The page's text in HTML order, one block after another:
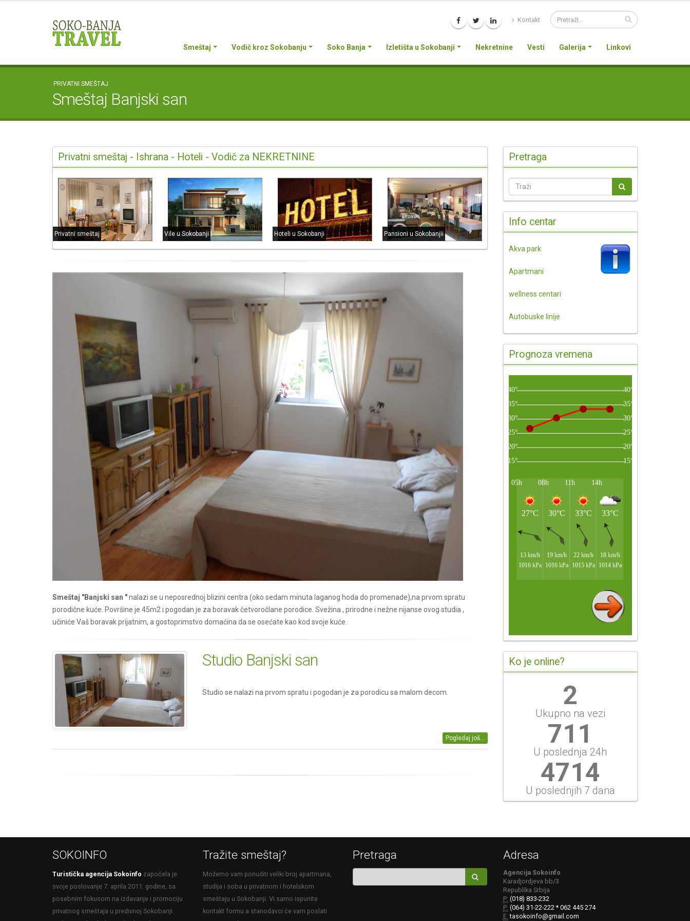
Kontakt
Smeštaj Vodič kroz Sokobanju Soko Banja Izletišta u Sokobanji Nekretnine Vesti Galerija Linkovi
PRIVATNI SMEŠTAJ
Smeštaj Banjski san
Privatni smeštaj - Ishrana - Hoteli - Vodič za NEKRETNINE
Privatni smeštaj Vile u Sokobanji Hoteli u Sokobanji Pansioni u Sokobanjii
Smeštaj "Banjski san "nalazi se u neposrednoj blizini centra (oko sedam minuta laganog hoda do promenade),na prvom spratu
porodične kuće. Površine je 45m2 i pogodan je za boravak četvoročlane porodice. Svežina , prirodne i nežne nijanse ovog studia ,
učiniće Vaš boravak prijatnim, a gostoprimstvo domaćina da se osećate kao kod svoje kuće.
Studio Banjski san
Studio se nalazi na prvom spratu i pogodan je za porodicu sa malom decom.
Pogledaj još...
Pretraga
Info centar
Akva park
Apartmani
wellness centari
Autobuske linije
Prognoza vremena
Ko je online?
2
Ukupno na vezi
820
U poslednja 24h
5439
U poslednjih 7 dana
SOKOINFO
Turistička agencija Sokoinfo započela je
svoje poslovanje 7. aprila 2011. godine, sa
posebnim fokusom na izdavanje i promociju
privatnog smeštaja u predivnoj Sokobanji.
Tražite smeštaj?
Možemo vam ponuditi veliki broj apartmana,
studija i soba u privatnom i hotelskom
smeštaju u Sokobanji. Vi samo ispunite
kontakt formu a stanodavci će vam poslati
Pretraga Adresa
Agencija Sokoinfo
Karadjordjeva bb/3
Republika Srbija
P: (018) 833-232
P: (064) 31-22-222 * 062 445 274
E: tasokoinfo@gmail.com